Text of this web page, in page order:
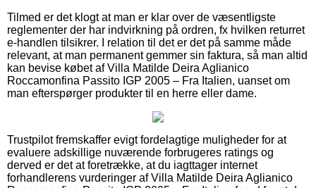
Tilmed er det klogt at man er klar over de væsentligste
reglementer der har indvirkning på ordren, fx hvilken returret
e-handlen tilsikrer. I relation til det er det på samme måde
relevant, at man permanent gemmer sin faktura, så man altid
kan bevise købet af Villa Matilde Deira Aglianico
Roccamonfina Passito IGP 2005 – Fra Italien, uanset om
man efterspørger produkter til en herre eller dame.
Trustpilot fremskaffer evigt fordelagtige muligheder for at
evaluere adskillige nuværende forbrugeres ratings og
derved er det at foretrække, at du iagttager internet
forhandlerens vurderinger af Villa Matilde Deira Aglianico